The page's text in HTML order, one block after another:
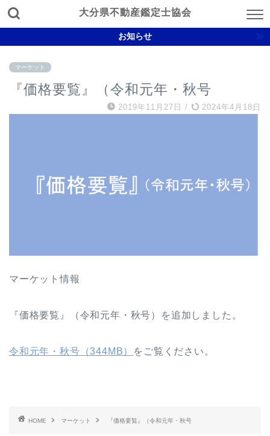
大分県不動産鑑定士協会
お知らせ
マーケット
『価格要覧』（令和元年・秋号
2019年11月27日 / 2024年4月18日
マーケット情報
『価格要覧』（令和元年・秋号）を追加しました。
令和元年・秋号（344MB） をご覧ください。
HOME マーケット 『価格要覧』（令和元年・秋号